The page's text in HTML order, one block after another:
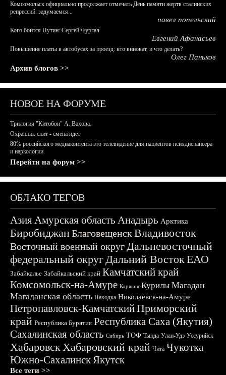
Комсомольск официально продолжает отмечать День памяти жертв сталинских
репрессий: задумаемся...
павел попельский
Кого боится Путин: Сергей Фургал
Евгений Афанасьев
Повышение платы в автобусах за проезд: кто виноват, и что делать?
Олег Паньков
Архив блогов >>
НОВОЕ НА ФОРУМЕ
Трилогия "Китобои" А. Вахова.
Охранник спит - смена идёт
80% российского медиаконтента это телевидение для пациентов психдиспансера
и наркологии.
Перейти на форум >>
ОБЛАКО ТЕГОВ
АзияАмурская область Анадырь Арктика
БиробиджанБлаговещенскВладивосток
Восточный военный округДальневосточный
федеральный округДальний ВостокЕАО
Забайкалье Забайкальский край Камчатский край
Комсомольск-на-Амуре Корякия Курилы Магадан
Магаданская область Находка Николаевск-на-Амуре
Петропавловск-КамчатскийПриморский
край Республика Бурятия Республика Саха (Якутия)
Сахалинская область Сибирь ТОФ Тында Улан-Удэ Уссурийск
ХабаровскХабаровский край Чита Чукотка
Южно-СахалинскЯкутск
Все теги >>